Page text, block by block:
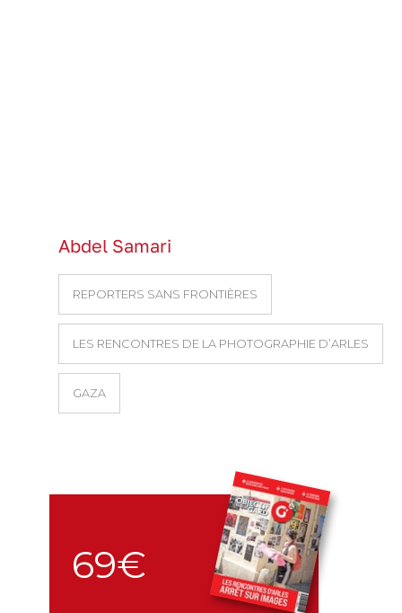
Abdel Samari
REPORTERS SANS FRONTIÈRES
LES RENCONTRES DE LA PHOTOGRAPHIE D’ARLES
GAZA
69€